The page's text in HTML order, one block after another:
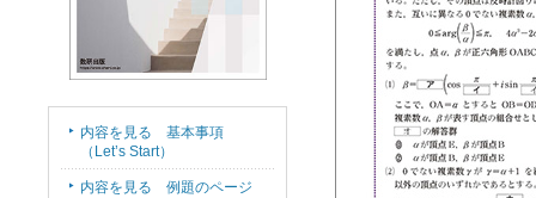
内容を見る 基本事項
（Let’s Start）
内容を見る 例題のページ